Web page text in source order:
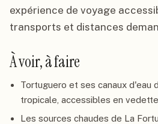
expérience de voyage
transports et distances
À voir, à faire
Tortuguero et ses canaux d'eau
tropicale, accessibles en
Les sources chaudes de La